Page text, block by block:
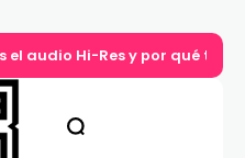
el audio Hi-Res y por qué tu